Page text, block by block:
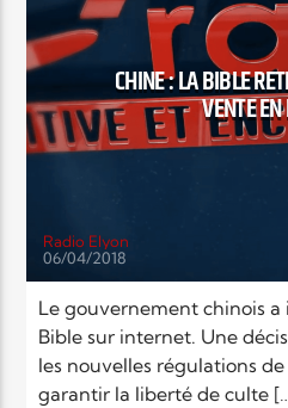
TITRE
ARTISTE
Radio Elyon
Elyon Rhema
CHINE : LA BIBLE
VENTE
Radio Elyon
06/04/2018
Le gouvernement chinois
Bible sur internet. Une
les nouvelles régulations
garantir la liberté de culte